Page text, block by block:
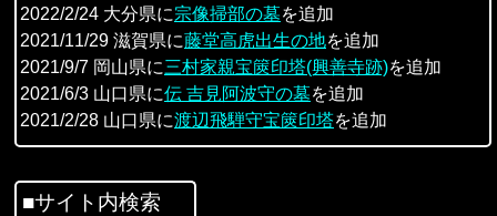
2022/2/24 大分県に宗像掃部の墓を追加
2021/11/29 滋賀県に藤堂高虎出生の地を追加
2021/9/7 岡山県に三村家親宝篋印塔(興善寺跡)を追加
2021/6/3 山口県に伝 吉見阿波守の墓を追加
2021/2/28 山口県に渡辺飛騨守宝篋印塔を追加
■サイト内検索